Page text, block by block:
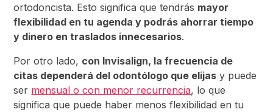
ortodoncista. Esto significa que tendrás mayor
flexibilidad en tu agenda y podrás ahorrar tiempo
y dinero en traslados innecesarios.
Por otro lado, con Invisalign, la frecuencia de
citas dependerá del odontólogo que elijas y puede
ser mensual o con menor recurrencia, lo que
significa que puede haber menos flexibilidad en tu